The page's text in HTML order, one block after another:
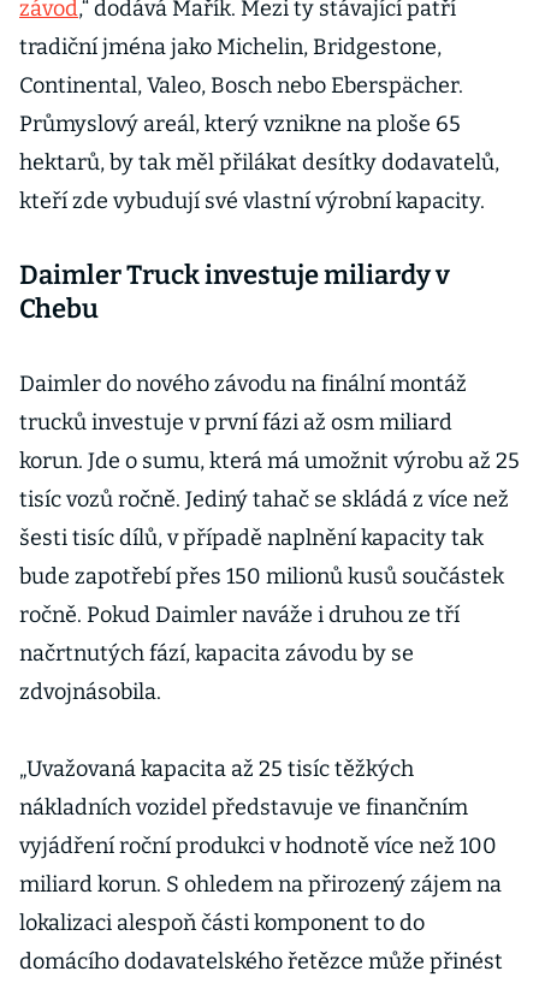
závod,“ dodává Mařík. Mezi ty stávající patří
tradiční jména jako Michelin, Bridgestone,
Continental, Valeo, Bosch nebo Eberspächer.
Průmyslový areál, který vznikne na ploše 65
hektarů, by tak měl přilákat desítky dodavatelů,
kteří zde vybudují své vlastní výrobní kapacity.
Daimler Truck investuje miliardy v
Chebu
Daimler do nového závodu na finální montáž
trucků investuje v první fázi až osm miliard
korun. Jde o sumu, která má umožnit výrobu až 25
tisíc vozů ročně. Jediný tahač se skládá z více než
šesti tisíc dílů, v případě naplnění kapacity tak
bude zapotřebí přes 150 milionů kusů součástek
ročně. Pokud Daimler naváže i druhou ze tří
načrtnutých fází, kapacita závodu by se
zdvojnásobila.
„Uvažovaná kapacita až 25 tisíc těžkých
nákladních vozidel představuje ve finančním
vyjádření roční produkci v hodnotě více než 100
miliard korun. S ohledem na přirozený zájem na
lokalizaci alespoň části komponent to do
domácího dodavatelského řetězce může přinést